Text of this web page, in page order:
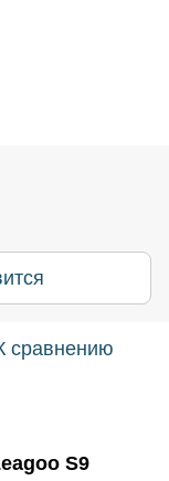
сравнению
S9